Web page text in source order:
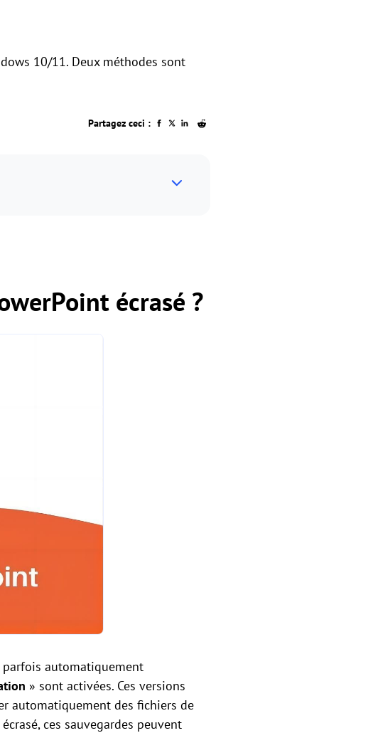
10/11. Deux méthodes sont
Partagez ceci :
écrasé ?
parfois automatiquement
» sont activées. Ces versions
automatiquement des fichiers de
ces sauvegardes peuvent